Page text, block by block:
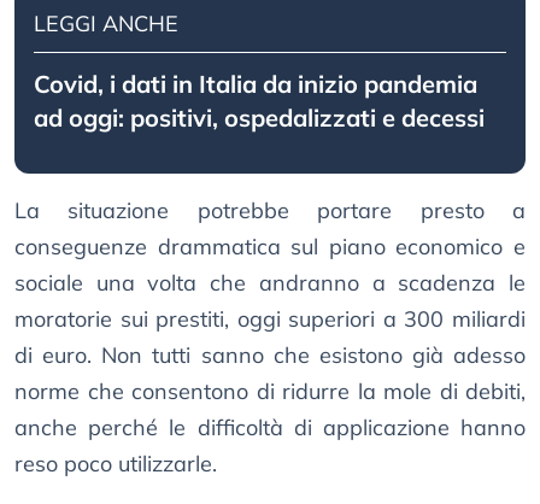
LEGGI ANCHE
Covid, i dati in Italia da inizio pandemia
ad oggi: positivi, ospedalizzati e decessi
La situazione potrebbe portare presto a
conseguenze drammatica sul piano economico e
sociale una volta che andranno a scadenza le
moratorie sui prestiti, oggi superiori a 300 miliardi
di euro. Non tutti sanno che esistono già adesso
norme che consentono di ridurre la mole di debiti,
anche perché le difficoltà di applicazione hanno
reso poco utilizzarle.